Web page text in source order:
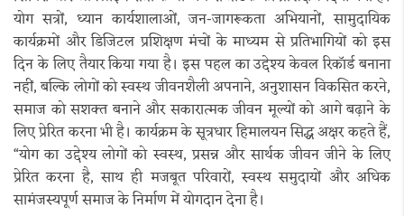
योग सत्रों, ध्यान कार्यशालाओं, जन-जागरूकता अभियानों, सामुदायिक
कार्यक्रमों और डिजिटल प्रशिक्षण मंचों के माध्यम से प्रतिभागियों को इस
दिन के लिए तैयार किया गया है। इस पहल का उद्देश्य केवल रिकॉर्ड बनाना
नहीं, बल्कि लोगों को स्वस्थ जीवनशैली अपनाने, अनुशासन विकसित करने,
समाज को सशक्त बनाने और सकारात्मक जीवन मूल्यों को आगे बढ़ाने के
लिए प्रेरित करना भी है। कार्यक्रम के सूत्रधार हिमालयन सिद्ध अक्षर कहते हैं,
“योग का उद्देश्य लोगों को स्वस्थ, प्रसन्न और सार्थक जीवन जीने के लिए
प्रेरित करना है, साथ ही मजबूत परिवारों, स्वस्थ समुदायों और अधिक
सामंजस्यपूर्ण समाज के निर्माण में योगदान देना है।